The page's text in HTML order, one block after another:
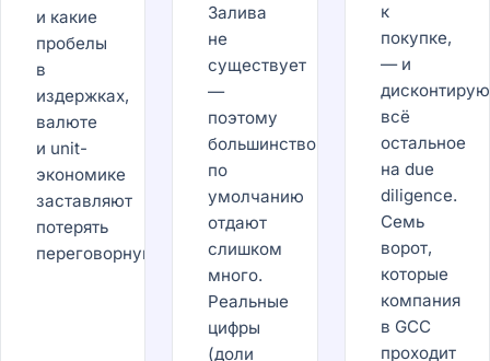
и какие
пробелы
в
издержках,
валюте
и unit-
экономике
заставляют
потерять
переговорную.
Залива
не
существует
—
поэтому
большинство
по
умолчанию
отдают
слишком
много.
Реальные
цифры
(доли
к
покупке,
— и
всё
остальное
на due
diligence.
Семь
ворот,
которые
компания
в GCC
проходит